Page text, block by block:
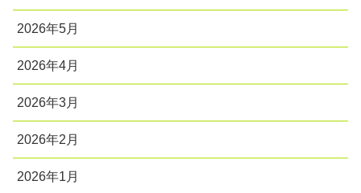
2026年5月
2026年4月
2026年3月
2026年2月
2026年1月